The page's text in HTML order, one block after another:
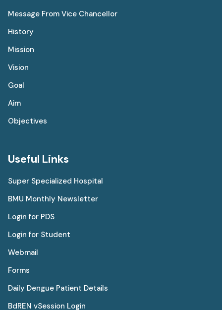
Message From Vice Chancellor
History
Mission
Vision
Goal
Aim
Objectives
Useful Links
Super Specialized Hospital
BMU Monthly Newsletter
Login for PDS
Login for Student
Webmail
Forms
Daily Dengue Patient Details
BdREN vSession Login